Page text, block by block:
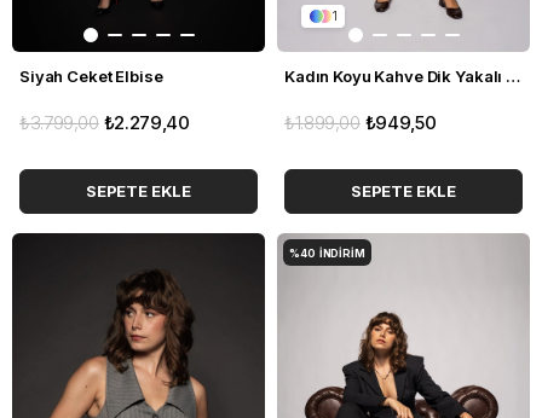
Siyah Ceket Elbise
₺2.279,40
₺3.799,00
SEPETE EKLE
1
Kadın Koyu Kahve Dik Yakalı Apoletli Kemerli Yelek
₺949,50
₺1.899,00
SEPETE EKLE
%40 İNDIRIM